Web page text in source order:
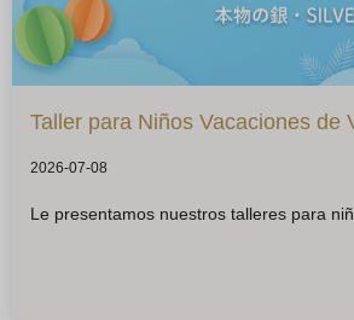
Taller para Niños Vacaciones de
2026-07-08
Le presentamos nuestros talleres para